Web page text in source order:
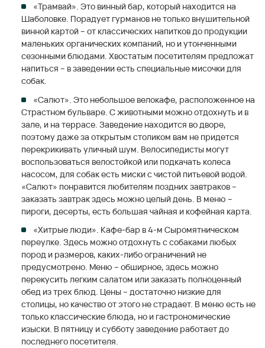
«Трамвай». Это винный бар, который находится на
Шаболовке. Порадует гурманов не только внушительной
винной картой – от классических напитков до продукции
маленьких органических компаний, но и утонченными
сезонными блюдами. Хвостатым посетителям предложат
напиться – в заведении есть специальные мисочки для
собак.
«Салют». Это небольшое велокафе, расположенное на
Страстном бульваре. С животными можно отдохнуть и в
зале, и на террасе. Заведение находится во дворе,
поэтому даже за открытым столиком вам не придется
перекрикивать уличный шум. Велосипедисты могут
воспользоваться велостойкой или подкачать колеса
насосом, для собак есть миски с чистой питьевой водой.
«Салют» понравится любителям поздних завтраков –
заказать завтрак здесь можно целый день. В меню –
пироги, десерты, есть большая чайная и кофейная карта.
«Хитрые люди». Кафе-бар в 4-м Сыромятническом
переулке. Здесь можно отдохнуть с собаками любых
пород и размеров, каких-либо ограничений не
предусмотрено. Меню – обширное, здесь можно
перекусить легким салатом или заказать полноценный
обед из трех блюд. Цены – достаточно низкие для
столицы, но качество от этого не страдает. В меню есть не
только классические блюда, но и гастрономические
изыски. В пятницу и субботу заведение работает до
последнего посетителя.